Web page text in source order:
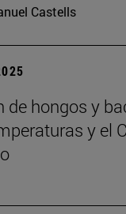
Castells
de hongos y
y el